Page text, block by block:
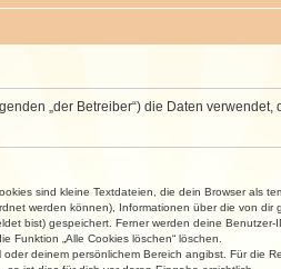
„der Betreiber“) die Daten
sind kleine Textdateien, die dein Browser als
werden können), Informationen über die von
bist) gespeichert. Ferner werden deine
Funktion „Alle Cookies löschen“ löschen.
deinem persönlichem Bereich angibst. Für die